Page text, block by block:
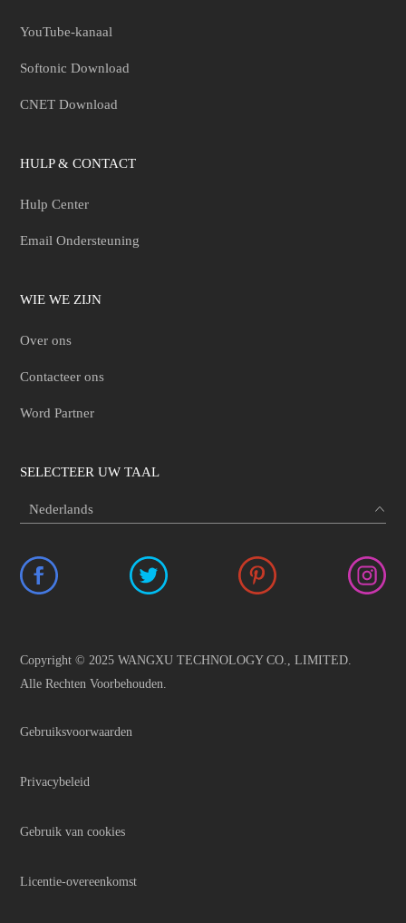
YouTube-kanaal
Softonic Download
CNET Download
HULP & CONTACT
Hulp Center
Email Ondersteuning
WIE WE ZIJN
Over ons
Contacteer ons
Word Partner
SELECTEER UW TAAL
Copyright © 2025 WANGXU TECHNOLOGY CO., LIMITED.
Alle Rechten Voorbehouden.
Gebruiksvoorwaarden
Privacybeleid
Gebruik van cookies
Licentie-overeenkomst